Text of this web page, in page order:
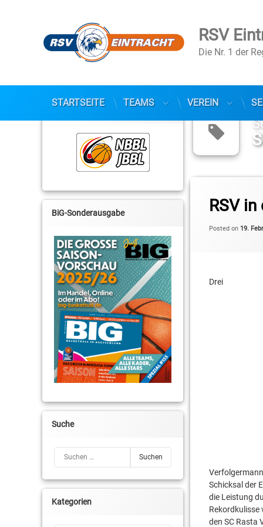
Skip
RSV
Die Nr. 1 der
STARTSEITE TEAMS VEREIN
RSV
Posted on 19.
Drei
Schicksal der
die Leistung
den SC Rasta
Oliver Mackeldanz
Patrick Elzie
Robin Jorch
BiG-Sonderausgabe
Suche
Kategorien